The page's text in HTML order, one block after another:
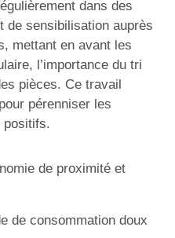
dans des
de sensibilisation auprès
mettant en avant les
l’importance du tri
pièces. Ce travail
pérenniser les
positifs.
de proximité et
de consommation doux